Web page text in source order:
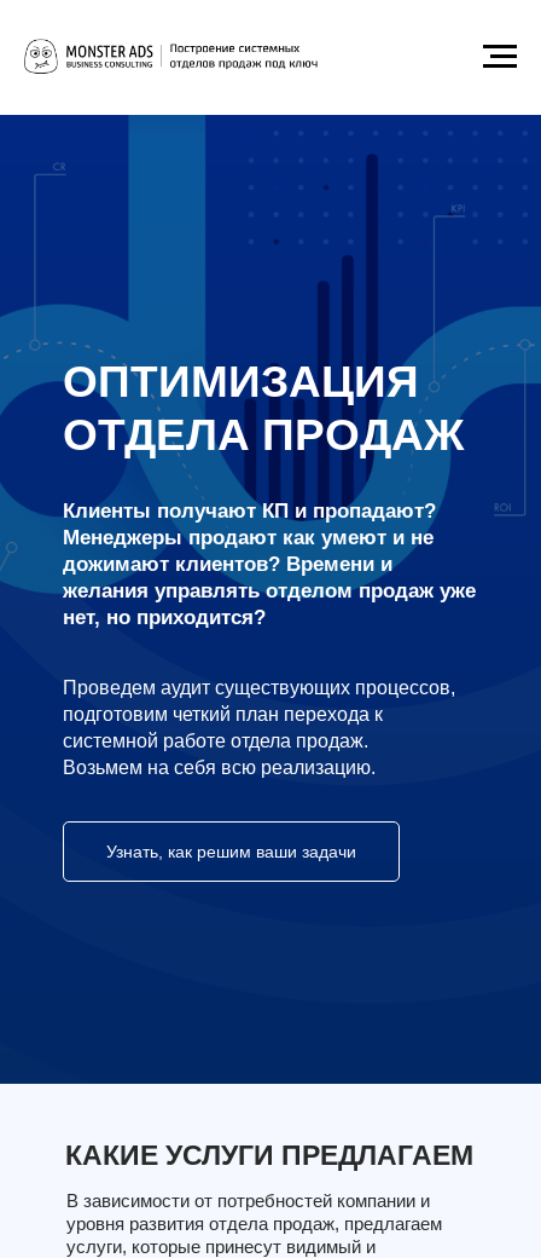
Узнать, как решим ваши задачи
ОПТИМИЗАЦИЯ
ОТДЕЛА ПРОДАЖ
Клиенты получают КП и пропадают?
Менеджеры продают как умеют и не
дожимают клиентов? Времени и
желания управлять отделом продаж уже
нет, но приходится?
Проведем аудит существующих процессов,
подготовим четкий план перехода к
системной работе отдела продаж.
Возьмем на себя всю реализацию.
КАКИЕ УСЛУГИ ПРЕДЛАГАЕМ
В зависимости от потребностей компании и
уровня развития отдела продаж, предлагаем
услуги, которые принесут видимый и